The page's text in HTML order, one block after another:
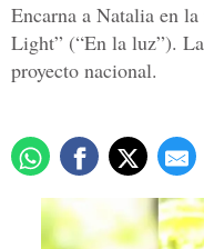
Encarna a Natalia en
Light” (“En la luz”).
proyecto nacional.